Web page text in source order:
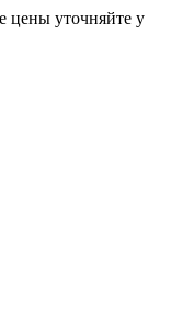
цены уточняйте у